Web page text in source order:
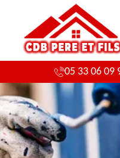
05 33 06 09